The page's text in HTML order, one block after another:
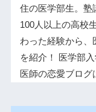
住の医学部生。塾
100人以上の高校
わった経験から、
を紹介！ 医学部
医師の恋愛ブログ